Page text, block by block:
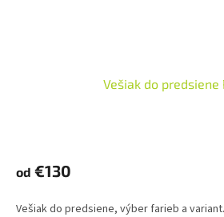
Vešiak do predsiene
od €130
Vešiak do predsiene, výber farieb a